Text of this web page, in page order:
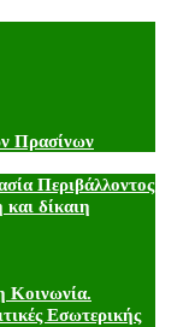
Πρασίνων
Περιβάλλοντος
δίκαιη
Κοινωνία.
Εσωτερικής